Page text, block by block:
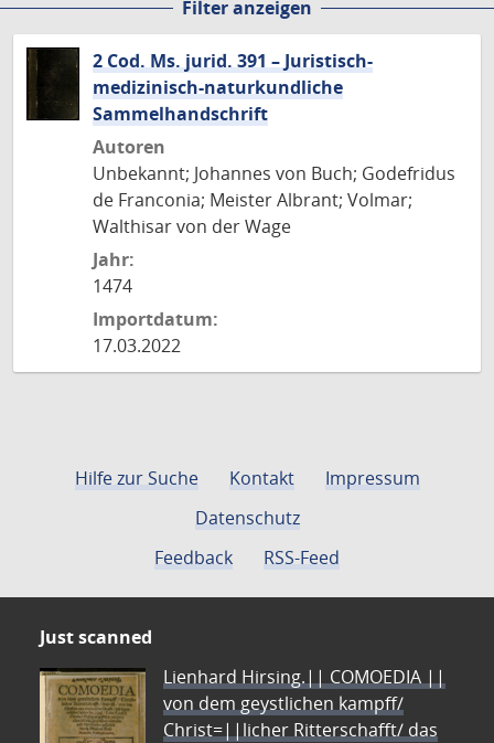
Filter anzeigen
2 Cod. Ms. jurid. 391 – Juristisch-
medizinisch-naturkundliche
Sammelhandschrift
Autoren
Unbekannt; Johannes von Buch; Godefridus
de Franconia; Meister Albrant; Volmar;
Walthisar von der Wage
Jahr:
1474
Importdatum:
17.03.2022
Hilfe zur Suche Kontakt
Impressum
Datenschutz
Feedback
RSS-Feed
Just scanned
Lienhard Hirsing.|| COMOEDIA ||
von dem geystlichen kampff/
Christ=||licher Ritterschafft/ das